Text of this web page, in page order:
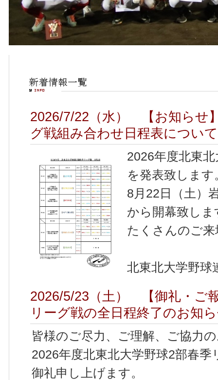
2026/7/22（水） 【お知らせ
グ戦組み合わせ日程表について
2026年度北東
を発表致します
8月22日（土）
から開幕致しま
たくさんのご
北東北大学野球
2026/5/23（土） 【御礼・ご
リーグ戦の全日程終了のお知
皆様のご尽力、ご理解、ご協力
2026年度北東北大学野球2部春
御礼申し上げます。